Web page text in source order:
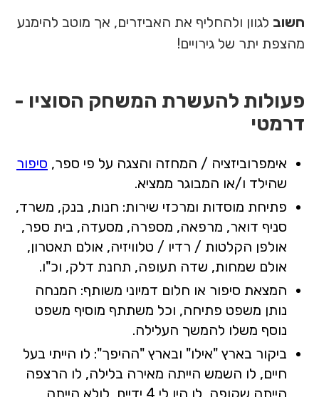
חשוב לגוון ולהחליף את האביזרים, אך מוטב להימנע
מהצפת יתר של גירויים!
פעולות להעשרת המשחק הסוציו -
דרמטי
אימפרוביזציה / המחזה והצגה על פי ספר, סיפור
שהילד ו/או המבוגר ממציא.
פתיחת מוסדות ומרכזי שירות: חנות, בנק, משרד,
סניף דואר, מרפאה, מספרה, מסעדה, בית ספר,
אולפן הקלטות / רדיו / טלוויזיה, אולם תאטרון,
אולם שמחות, שדה תעופה, תחנת דלק, וכ"ו.
המצאת סיפור או חלום דמיוני משותף: המנחה
נותן משפט פתיחה, וכל משתתף מוסיף משפט
נוסף משלו להמשך העלילה.
ביקור בארץ "אילו" ובארץ "ההיפך": לו הייתי בעל
חיים, לו השמש הייתה מאירה בלילה, לו הרצפה
הייתה שקופה, לו היו לי 4 ידיים, לולא הייתה